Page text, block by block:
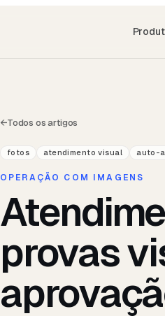
←Todos os artigos
fotos atendimento visual auto-
OPERAÇÃO COM IMAGENS
provas